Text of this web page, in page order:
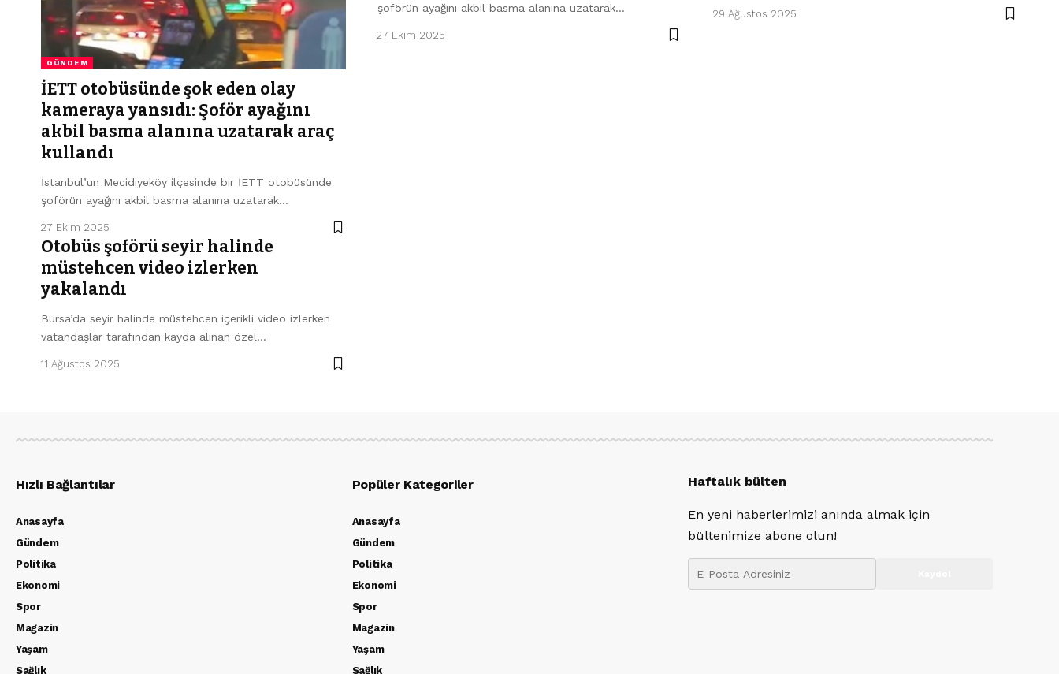
GÜNDEM
İETT otobüsünde şok eden olay
kameraya yansıdı: Şoför ayağını
akbil basma alanına uzatarak araç
kullandı
İstanbul’un Mecidiyeköy ilçesinde bir İETT otobüsünde
şoförün ayağını akbil basma alanına uzatarak…
27 Ekim 2025
şoförün ayağını akbil basma alanına uzatarak…
27 Ekim 2025
29 Ağustos 2025
Otobüs şoförü seyir halinde
müstehcen video izlerken
yakalandı
Bursa’da seyir halinde müstehcen içerikli video izlerken
vatandaşlar tarafından kayda alınan özel…
11 Ağustos 2025
Hızlı Bağlantılar
Anasayfa
Gündem
Politika
Ekonomi
Spor
Magazin
Yaşam
Sağlık
Popüler Kategoriler
Anasayfa
Gündem
Politika
Ekonomi
Spor
Magazin
Yaşam
Sağlık
Haftalık bülten
En yeni haberlerimizi anında almak için
bültenimize abone olun!